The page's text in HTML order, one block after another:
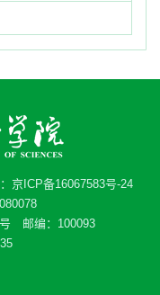
京ICP备16067583号-24
邮编：100093